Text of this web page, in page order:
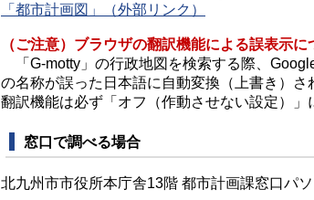
「都市計画図」（外部リンク）
（ご注意）ブラウザの翻訳機能による誤表示に
「G-motty」の行政地図を検索する際、
の名称が誤った日本語に自動変換（上書き）さ
翻訳機能は必ず「オフ（作動させない設定）」
窓口で調べる場合
北九州市市役所本庁舎13階 都市計画課窓口パ